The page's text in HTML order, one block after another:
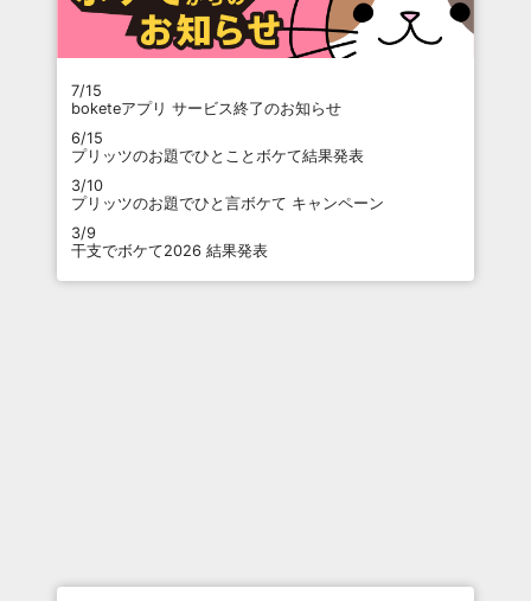
7/15
boketeアプリ サービス終了のお知らせ
6/15
プリッツのお題でひとことボケて結果発表
3/10
プリッツのお題でひと言ボケて キャンペーン
3/9
干支でボケて2026 結果発表